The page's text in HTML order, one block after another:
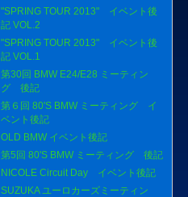
"SPRING TOUR 2013" イベント後
記 VOL.2
"SPRING TOUR 2013" イベント後
記 VOL.1
第30回 BMW E24/E28 ミーティン
グ 後記
第６回 80'S BMW ミーティング イ
ベント後記
OLD BMW イベント後記
第5回 80'S BMW ミーティング 後記
NICOLE Circuit Day イベント後記
SUZUKA ユーロカーズミーティン